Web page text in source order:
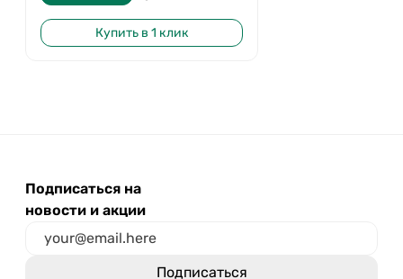
Купить в 1 клик
Подписаться на
новости и акции